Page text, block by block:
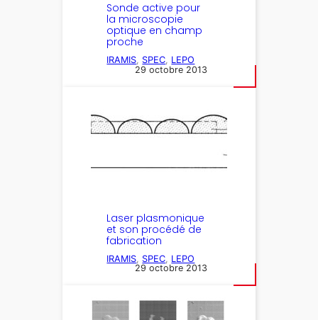
Sonde active pour
la microscopie
optique en champ
proche
IRAMIS, SPEC, LEPO
29 octobre 2013
Laser plasmonique
et son procédé de
fabrication
IRAMIS SPEC LEPO
29 octobre 2013